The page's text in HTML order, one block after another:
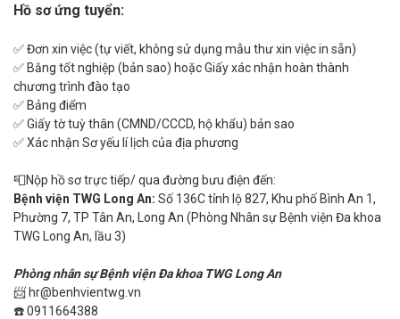
Hồ sơ ứng tuyển:
✅ Đơn xin việc (tự viết, không sử dụng mẫu thư xin việc in sẵn)
✅ Bằng tốt nghiệp (bản sao) hoặc Giấy xác nhận hoàn thành
chương trình đào tạo
✅ Bảng điểm
✅ Giấy tờ tuỳ thân (CMND/CCCD, hộ khẩu) bản sao
✅ Xác nhận Sơ yếu lí lịch của địa phương
📮Nộp hồ sơ trực tiếp/ qua đường bưu điện đến:
Bệnh viện TWG Long An: Số 136C tỉnh lộ 827, Khu phố Bình An 1,
Phường 7, TP Tân An, Long An (Phòng Nhân sự Bệnh viện Đa khoa
TWG Long An, lầu 3)
Phòng nhân sự Bệnh viện Đa khoa TWG Long An
📨 hr@benhvientwg.vn
☎️ 0911664388